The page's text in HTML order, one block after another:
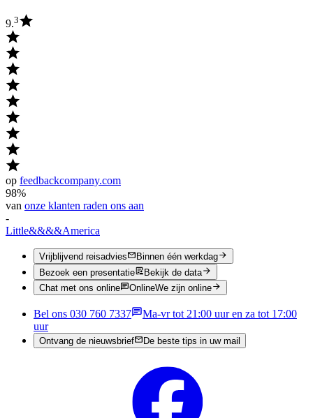
9.3
op feedbackcompany.com
98%
van onze klanten raden ons aan
-
Little&&&&America
Vrijblijvend reisadvies
Binnen één werkdag
Bezoek een presentatie
Bekijk de data
Chat met ons online
OnlineWe zijn online
Bel ons 030 760 7337
Ma-vr tot 21:00 uur en za tot 17:00
uur
Ontvang de nieuwsbrief De beste tips in uw mail